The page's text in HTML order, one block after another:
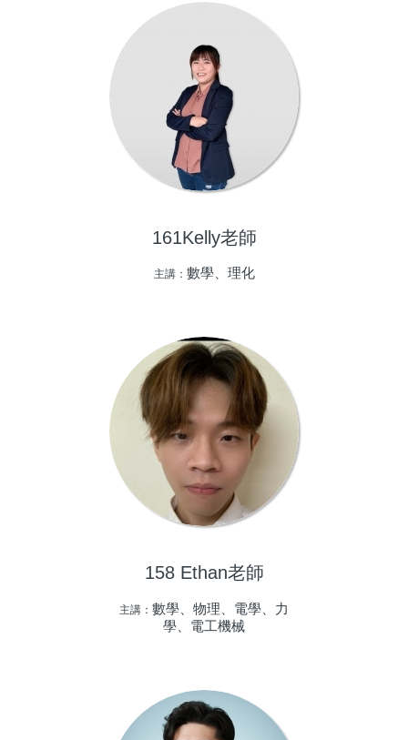
161Kelly老師
主講： 數學、理化
158 Ethan老師
主講： 數學、物理、電學、力
學、電工機械